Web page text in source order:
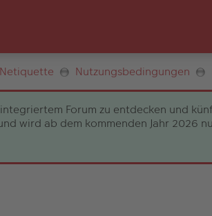
Netiquette Nutzungsbedingungen
Forum zu entdecken und
wird ab dem kommenden Jahr 2026